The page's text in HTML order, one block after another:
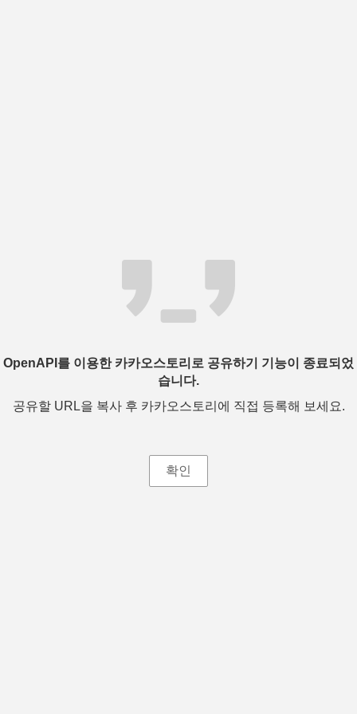
OpenAPI를 이용한 카카오스토리로 공유하기 기능이 종료되었
습니다.
공유할 URL을 복사 후 카카오스토리에 직접 등록해 보세요.
확인